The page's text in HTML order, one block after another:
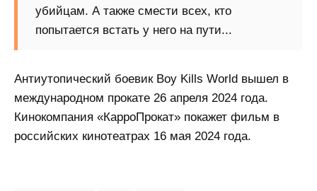
убийцам. А также смести всех, кто
попытается встать у него на пути...
Антиутопический боевик Boy Kills World вышел в
международном прокате 26 апреля 2024 года.
Кинокомпания «КарроПрокат» покажет фильм в
российских кинотеатрах 16 мая 2024 года.